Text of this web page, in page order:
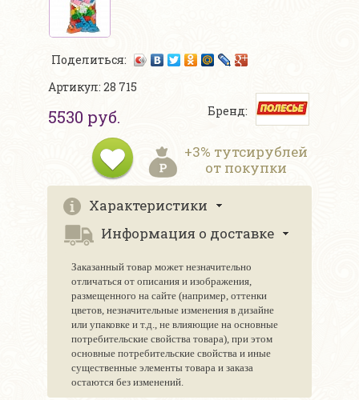
Поделиться:
Артикул: 28 715
5530 руб. Бренд:
+3% тутсирублей
от покупки
Характеристики
Информация о доставке
Заказанный товар может незначительно
отличаться от описания и изображения,
размещенного на сайте (например, оттенки
цветов, незначительные изменения в дизайне
или упаковке и т.д., не влияющие на основные
потребительские свойства товара), при этом
основные потребительские свойства и иные
существенные элементы товара и заказа
остаются без изменений.